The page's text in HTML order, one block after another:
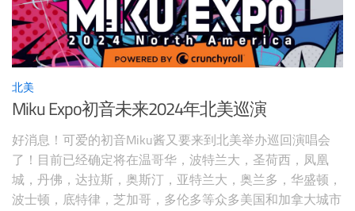
北美
Miku Expo初音未来2024年北美巡演
好消息！可爱的初音Miku酱又要来到北美举办巡回演唱会
了！目前已经确定将在温哥华，波特兰大，圣荷西，凤凰
城，丹佛，达拉斯，奥斯汀，亚特兰大，奥兰多，华盛顿，
波士顿，底特律，芝加哥，多伦多等众多美国和加拿大城市